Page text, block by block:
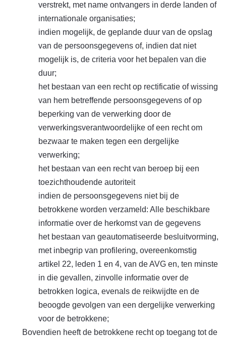
verstrekt, met name ontvangers in derde landen of
internationale organisaties;
indien mogelijk, de geplande duur van de opslag
van de persoonsgegevens of, indien dat niet
mogelijk is, de criteria voor het bepalen van die
duur;
het bestaan van een recht op rectificatie of wissing
van hem betreffende persoonsgegevens of op
beperking van de verwerking door de
verwerkingsverantwoordelijke of een recht om
bezwaar te maken tegen een dergelijke
verwerking;
het bestaan van een recht van beroep bij een
toezichthoudende autoriteit
indien de persoonsgegevens niet bij de
betrokkene worden verzameld: Alle beschikbare
informatie over de herkomst van de gegevens
het bestaan van geautomatiseerde besluitvorming,
met inbegrip van profilering, overeenkomstig
artikel 22, leden 1 en 4, van de AVG en, ten minste
in die gevallen, zinvolle informatie over de
betrokken logica, evenals de reikwijdte en de
beoogde gevolgen van een dergelijke verwerking
voor de betrokkene;
Bovendien heeft de betrokkene recht op toegang tot de